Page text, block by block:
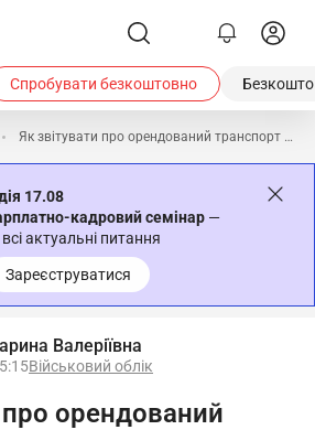
Спробувати безкоштовно
Як звітувати про орендований транспорт на підприємстві
17.08
кадровий семінар —
актуальні питання
Зареєструватися
Валеріївна
Військовий облік
про орендований